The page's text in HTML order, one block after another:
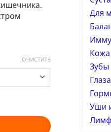
Для
Кожа
Зубы
Уши
ОЧИСТИТЬ